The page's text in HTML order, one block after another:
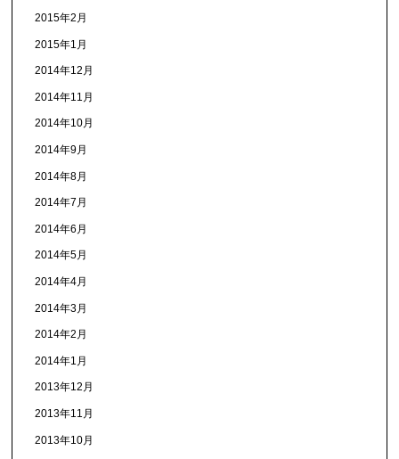
2015年2月
2015年1月
2014年12月
2014年11月
2014年10月
2014年9月
2014年8月
2014年7月
2014年6月
2014年5月
2014年4月
2014年3月
2014年2月
2014年1月
2013年12月
2013年11月
2013年10月